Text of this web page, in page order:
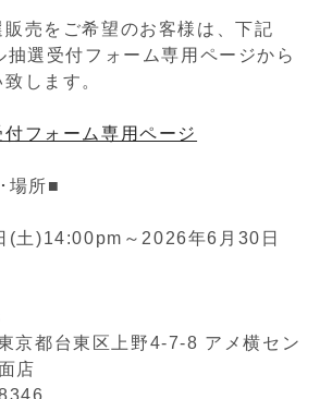
売をご希望のお客様は、下記
抽選受付フォーム専用ページから
します。
フォーム専用ページ
場所■
(土)14:00pm～2026年6月30日
都台東区上野4-7-8 アメ横セン
店